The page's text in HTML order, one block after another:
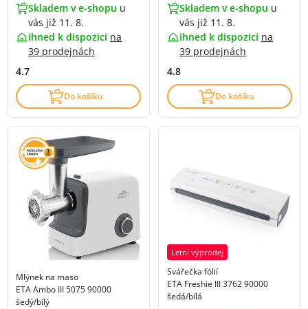
Skladem v e-shopu u
vás již 11. 8.
ihned k dispozici na
39 prodejnách
4.7
Do košíku
Skladem v e-shopu u
vás již 11. 8.
ihned k dispozici na
39 prodejnách
4.8
Do košíku
Mlýnek na maso
ETA Ambo III 5075 90000
šedý/bílý
Letní výprodej
Svářečka fólií
ETA Freshie III 3762 90000
šedá/bílá